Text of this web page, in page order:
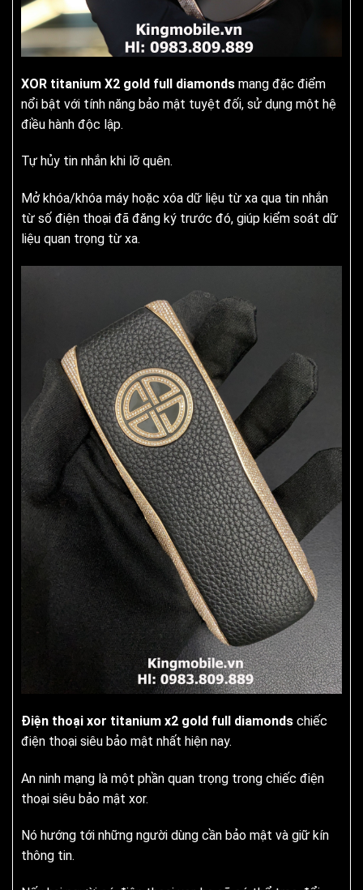
XOR titanium X2 gold full diamonds mang đặc điểm
nổi bật với tính năng bảo mật tuyệt đối, sử dụng một hệ
điều hành độc lập.
Tự hủy tin nhắn khi lỡ quên.
Mở khóa/khóa máy hoặc xóa dữ liệu từ xa qua tin nhắn
từ số điện thoại đã đăng ký trước đó, giúp kiểm soát dữ
liệu quan trọng từ xa.
Điện thoại xor titanium x2 gold full diamonds chiếc
điện thoại siêu bảo mật nhất hiện nay.
An ninh mạng là một phần quan trọng trong chiếc điện
thoại siêu bảo mật xor.
Nó hướng tới những người dùng cần bảo mật và giữ kín
thông tin.